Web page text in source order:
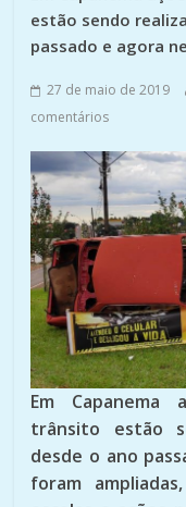
estão sendo
passado e agora
27 de maio de 2019
comentários
Em Capanema
trânsito estão
desde o ano
foram